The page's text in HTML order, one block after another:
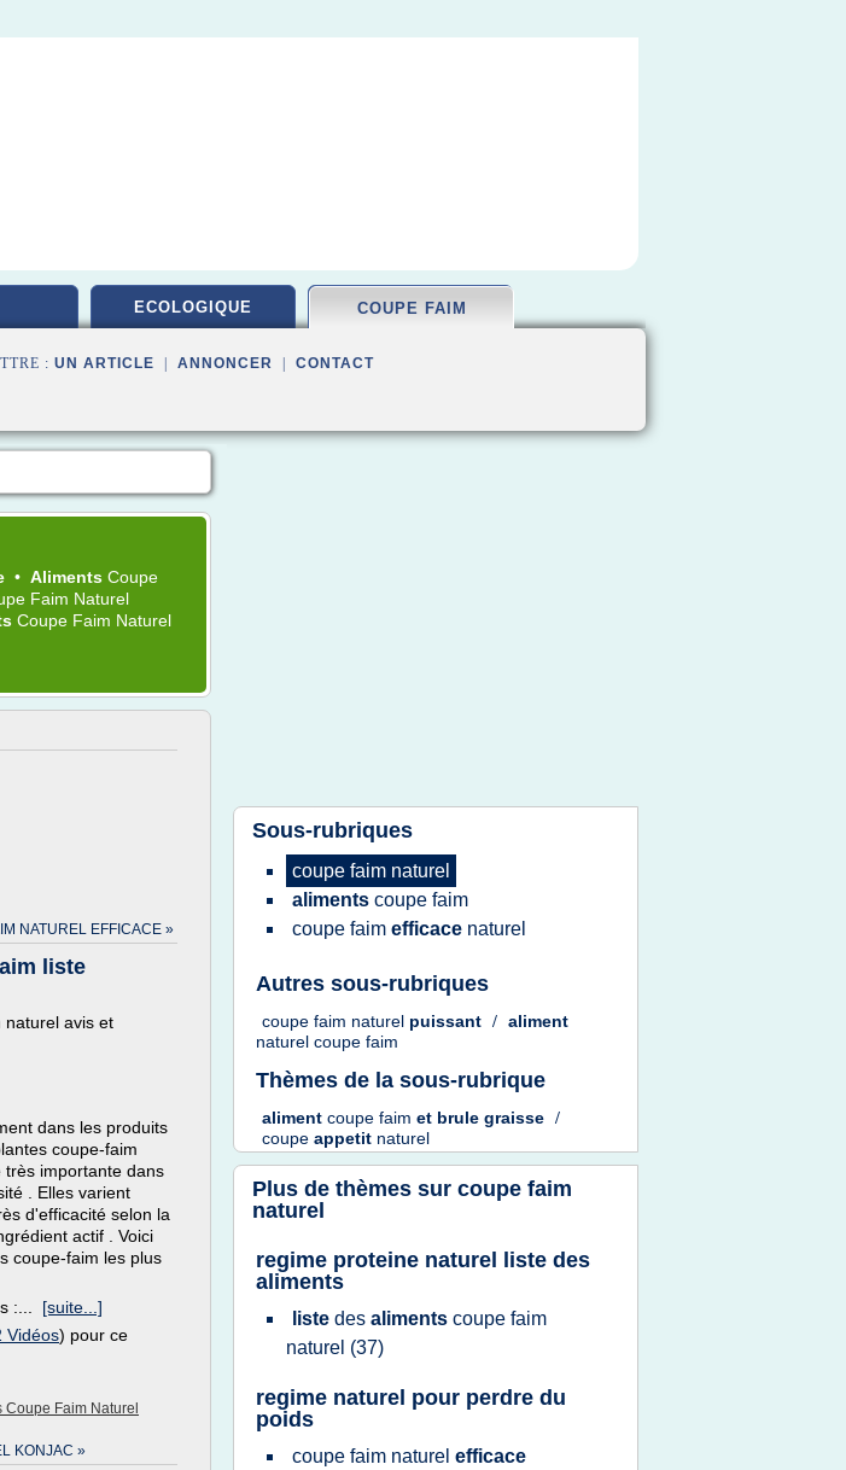
ECOLOGIQUE COUPE FAIM
: UN ARTICLE ANNONCER CONTACT
• Aliments Coupe
Faim Naturel
Coupe Faim Naturel
NATUREL EFFICACE »
liste
naturel avis et
dans les produits
coupe-faim
importante dans
. Elles varient
d'efficacité selon la
actif . Voici
coupe-faim les plus
:... [suite...]
Vidéos) pour ce
Coupe Faim Naturel
KONJAC »
Sous-rubriques
coupe faim naturel
aliments coupe faim
coupe faim efficace naturel
Autres sous-rubriques
coupe faim naturel puissant / aliment
naturel coupe faim
Thèmes de la sous-rubrique
aliment coupe faim et brule graisse /
coupe appetit naturel
Plus de thèmes sur coupe faim
naturel
regime proteine naturel liste des
aliments
liste des aliments coupe faim
naturel (37)
regime naturel pour perdre du
poids
coupe faim naturel efficace